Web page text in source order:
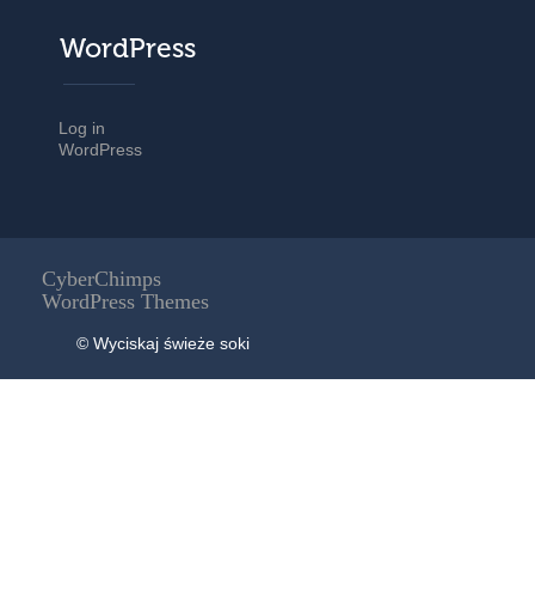
WordPress
Log in
WordPress
CyberChimps
WordPress Themes
© Wyciskaj świeże soki